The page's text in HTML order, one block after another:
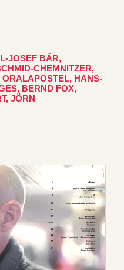
JOSEF BÄR,
CHEMNITZER,
HANS-
BERND FOX,
JÖRN